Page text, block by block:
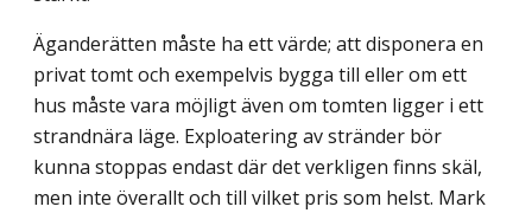
Äganderätten måste ha ett värde; att disponera en
privat tomt och exempelvis bygga till eller om ett
hus måste vara möjligt även om tomten ligger i ett
strandnära läge. Exploatering av stränder bör
kunna stoppas endast där det verkligen finns skäl,
men inte överallt och till vilket pris som helst. Mark